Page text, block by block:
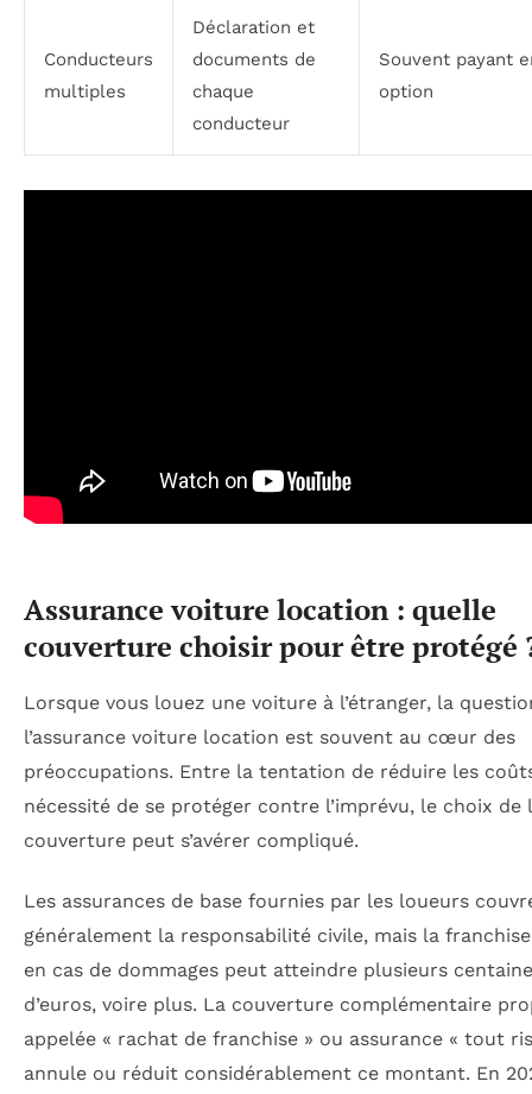
Conducteurs
multiples
Déclaration et
documents de
chaque
conducteur
Souvent payant
option
Assurance voiture location : quelle
couverture choisir pour être protégé
Lorsque vous louez une voiture à l’étranger, la
l’assurance voiture location est souvent au cœur des
préoccupations. Entre la tentation de réduire les
nécessité de se protéger contre l’imprévu, le choix de
couverture peut s’avérer compliqué.
Les assurances de base fournies par les loueurs
généralement la responsabilité civile, mais la
en cas de dommages peut atteindre plusieurs
d’euros, voire plus. La couverture complémentaire
appelée « rachat de franchise » ou assurance « tout
annule ou réduit considérablement ce montant. En